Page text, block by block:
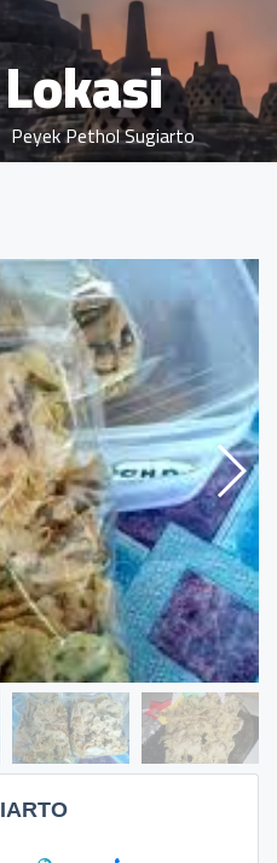
Peyek Pethol Sugiarto